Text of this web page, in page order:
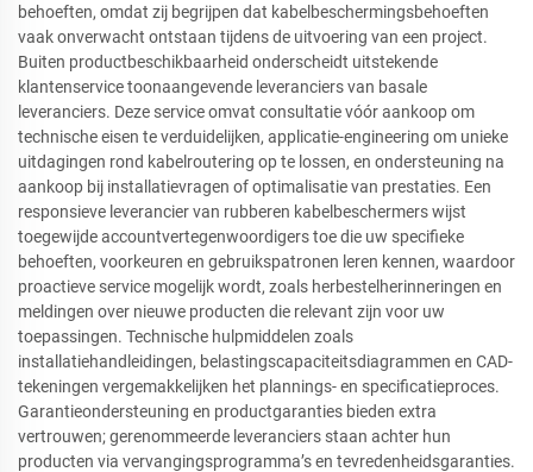
behoeften, omdat zij begrijpen dat kabelbeschermingsbehoeften
vaak onverwacht ontstaan tijdens de uitvoering van een project.
Buiten productbeschikbaarheid onderscheidt uitstekende
klantenservice toonaangevende leveranciers van basale
leveranciers. Deze service omvat consultatie vóór aankoop om
technische eisen te verduidelijken, applicatie-engineering om unieke
uitdagingen rond kabelroutering op te lossen, en ondersteuning na
aankoop bij installatievragen of optimalisatie van prestaties. Een
responsieve leverancier van rubberen kabelbeschermers wijst
toegewijde accountvertegenwoordigers toe die uw specifieke
behoeften, voorkeuren en gebruikspatronen leren kennen, waardoor
proactieve service mogelijk wordt, zoals herbestelherinneringen en
meldingen over nieuwe producten die relevant zijn voor uw
toepassingen. Technische hulpmiddelen zoals
installatiehandleidingen, belastingscapaciteitsdiagrammen en CAD-
tekeningen vergemakkelijken het plannings- en specificatieproces.
Garantieondersteuning en productgaranties bieden extra
vertrouwen; gerenommeerde leveranciers staan achter hun
producten via vervangingsprogramma’s en tevredenheidsgaranties.